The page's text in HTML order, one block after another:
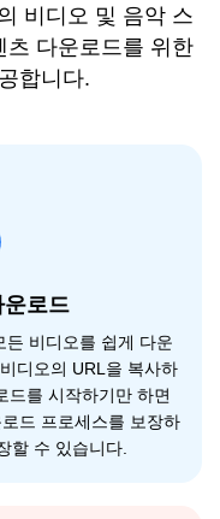
비디오 및 음악 스
츠 다운로드를 위한
합니다.
로드
든 비디오를 쉽게 다운
디오의 URL을 복사하
드를 시작하기만 하면
드 프로세스를 보장하
할 수 있습니다.